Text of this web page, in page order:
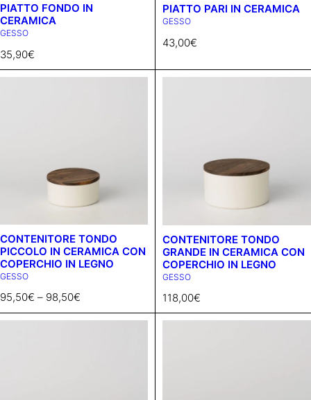
PIATTO FONDO IN
CERAMICA
GESSO
35,90€
PIATTO PARI IN CERAMICA
GESSO
43,00€
CONTENITORE TONDO
PICCOLO IN CERAMICA CON
COPERCHIO IN LEGNO
GESSO
95,50€ – 98,50€
CONTENITORE TONDO
GRANDE IN CERAMICA CON
COPERCHIO IN LEGNO
GESSO
118,00€